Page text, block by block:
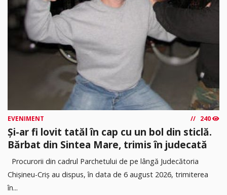
EVENIMENT 240
Și-ar fi lovit tatăl în cap cu un bol din sticlă.
Bărbat din Sintea Mare, trimis în judecată
Procurorii din cadrul Parchetului de pe lângă Judecătoria
Chișineu-Criș au dispus, în data de 6 august 2026, trimiterea
în...